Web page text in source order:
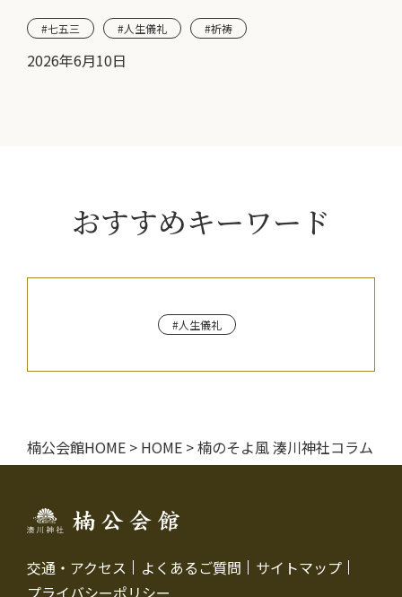
#七五三 #人生儀礼 #祈祷
2026年6月10日
おすすめキーワード
#人生儀礼
楠公会館HOME > HOME >楠のそよ風 湊川神社コラム
交通・アクセス よくあるご質問
サイトマップ